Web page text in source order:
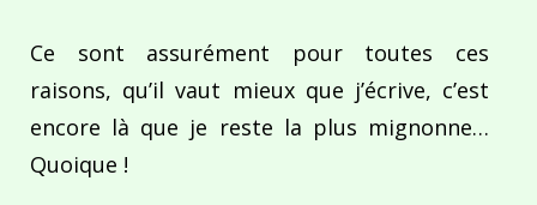
Ce sont assurément pour toutes ces
raisons, qu’il vaut mieux que j’écrive, c’est
encore là que je reste la plus mignonne…
Quoique !